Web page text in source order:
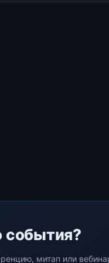
события?
митап или